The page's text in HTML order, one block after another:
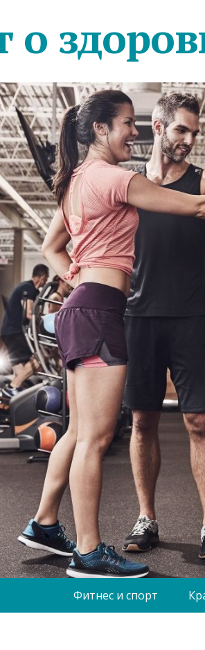
о
Фитнес и спорт